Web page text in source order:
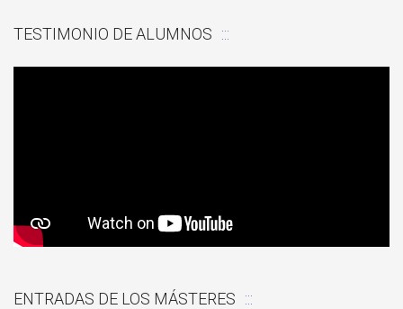
TESTIMONIO DE ALUMNOS
ENTRADAS DE LOS MÁSTERES